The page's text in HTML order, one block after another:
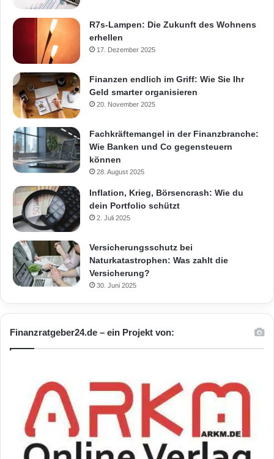
R7s-Lampen: Die Zukunft des Wohnens
erhellen
17. Dezember 2025
Finanzen endlich im Griff: Wie Sie Ihr
Geld smarter organisieren
20. November 2025
Fachkräftemangel in der Finanzbranche:
Wie Banken und Co gegensteuern
können
28. August 2025
Inflation, Krieg, Börsencrash: Wie du
dein Portfolio schützt
2. Juli 2025
Versicherungsschutz bei
Naturkatastrophen: Was zahlt die
Versicherung?
30. Juni 2025
Finanzratgeber24.de – ein Projekt von: